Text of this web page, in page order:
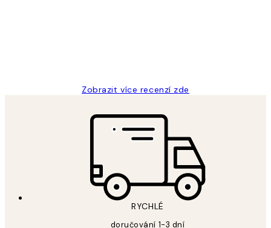
Zobrazit více recenzí zde
RYCHLÉ
doručování 1-3 dní